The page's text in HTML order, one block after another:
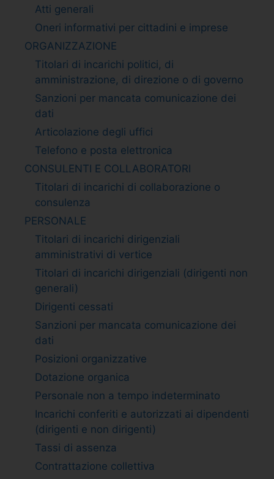
Atti generali
Oneri informativi per cittadini e imprese
ORGANIZZAZIONE
Titolari di incarichi politici, di
amministrazione, di direzione o di governo
Sanzioni per mancata comunicazione dei
dati
Articolazione degli uffici
Telefono e posta elettronica
CONSULENTI E COLLABORATORI
Titolari di incarichi di collaborazione o
consulenza
PERSONALE
Titolari di incarichi dirigenziali
amministrativi di vertice
Titolari di incarichi dirigenziali (dirigenti non
generali)
Dirigenti cessati
Sanzioni per mancata comunicazione dei
dati
Posizioni organizzative
Dotazione organica
Personale non a tempo indeterminato
Incarichi conferiti e autorizzati ai dipendenti
(dirigenti e non dirigenti)
Tassi di assenza
Contrattazione collettiva